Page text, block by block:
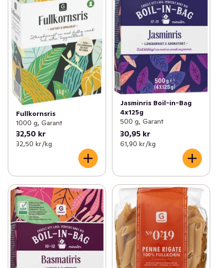
Fullkornsris
1000 g, Garant
32,50 kr
32,50 kr /kg
Jasminris Boil-in-Bag
4x125g
500 g, Garant
30,95 kr
61,90 kr /kg